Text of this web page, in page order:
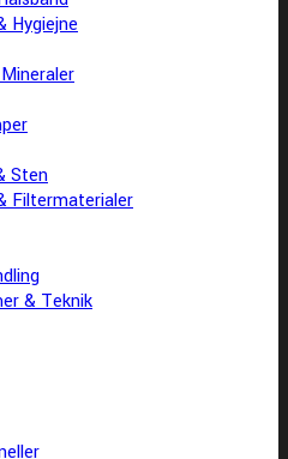
Hygiejne
Sten
Filtermaterialer
& Teknik